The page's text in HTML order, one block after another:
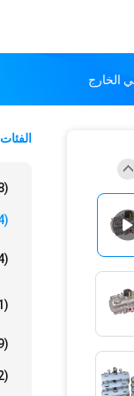
الفئات
(98)
(54)
(34)
(31)
(19)
(12)